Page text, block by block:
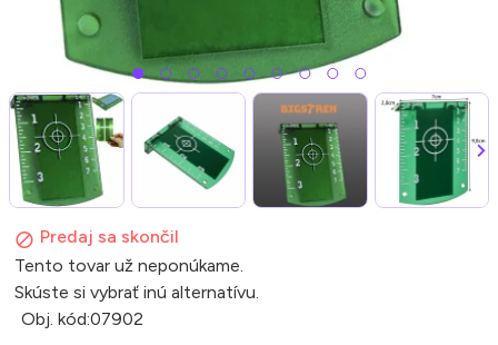
Predaj sa skončil
Tento tovar už neponúkame.
Skúste si vybrať inú alternatívu.
Obj. kód:07902